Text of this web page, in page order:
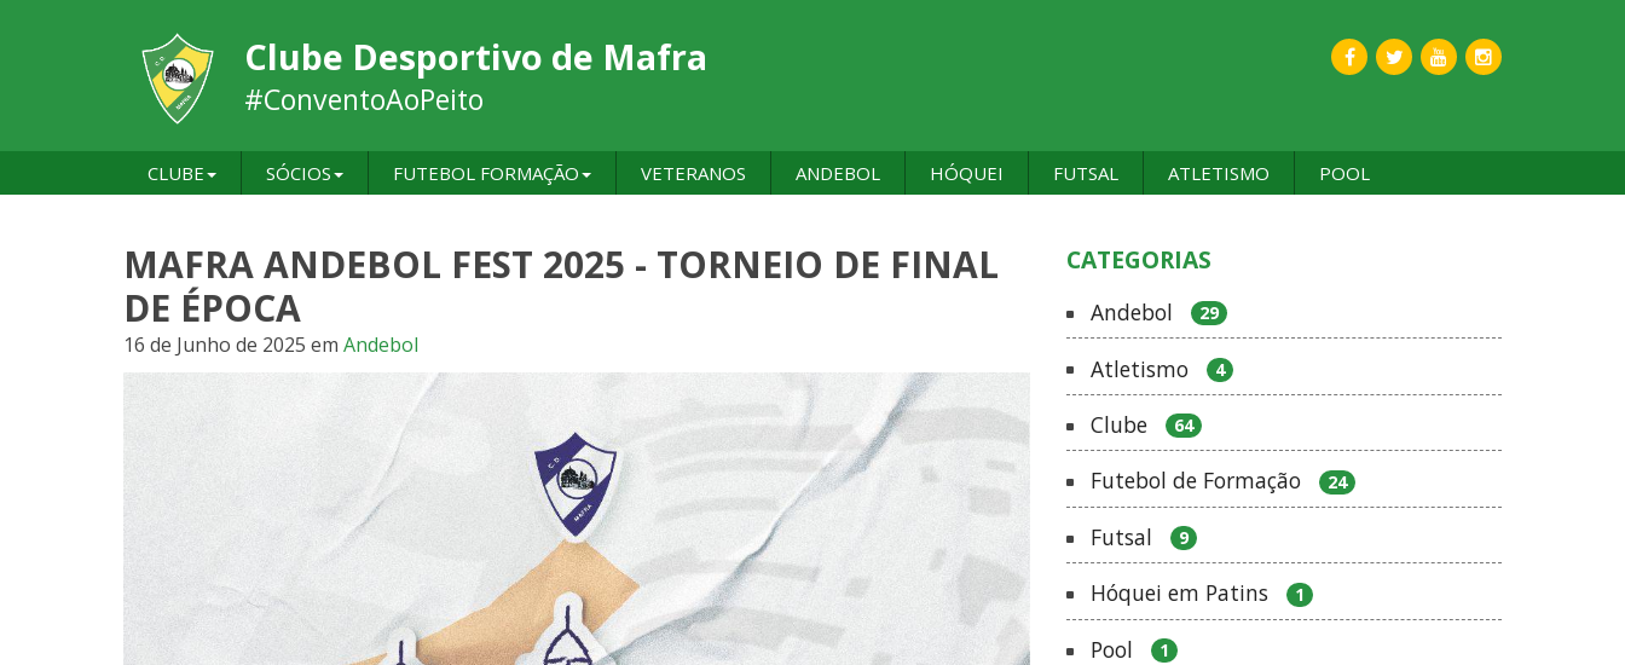
Clube Desportivo de Mafra
#ConventoAoPeito
CLUBE SÓCIOS FUTEBOL FORMAÇÃO VETERANOS ANDEBOL HÓQUEI FUTSAL ATLETISMO POOL
MAFRA ANDEBOL FEST 2025 - TORNEIO DE FINAL
DE ÉPOCA
16 de Junho de 2025 em Andebol
CATEGORIAS
Andebol 29
Atletismo 4
Clube 64
Futebol de Formação 24
Futsal 9
Hóquei em Patins 1
Pool 1